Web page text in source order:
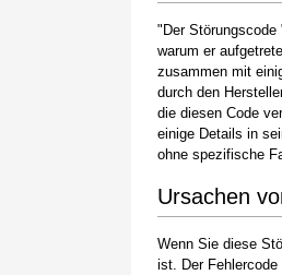
"Der
warum er
zusammen mit
durch den
die diesen Code
einige Details in
ohne spezifische
Ursachen
Wenn Sie diese
ist. Der